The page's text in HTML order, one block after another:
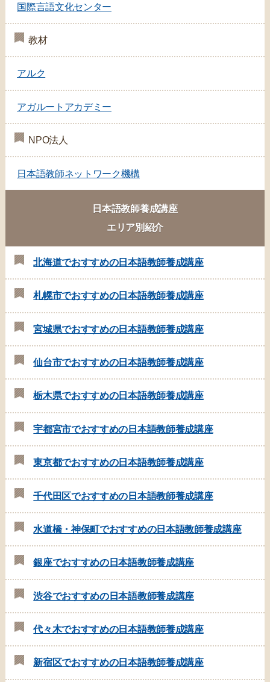
国際言語文化センター
教材
アルク
アガルートアカデミー
NPO法人
日本語教師ネットワーク機構
日本語教師養成講座
エリア別紹介
北海道でおすすめの日本語教師養成講座
札幌市でおすすめの日本語教師養成講座
宮城県でおすすめの日本語教師養成講座
仙台市でおすすめの日本語教師養成講座
栃木県でおすすめの日本語教師養成講座
宇都宮市でおすすめの日本語教師養成講座
東京都でおすすめの日本語教師養成講座
千代田区でおすすめの日本語教師養成講座
水道橋・神保町でおすすめの日本語教師養成講座
銀座でおすすめの日本語教師養成講座
渋谷でおすすめの日本語教師養成講座
代々木でおすすめの日本語教師養成講座
新宿区でおすすめの日本語教師養成講座